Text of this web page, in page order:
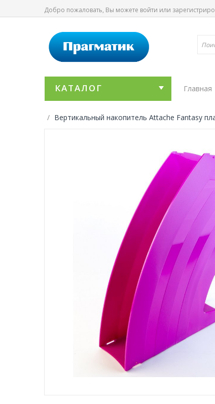
Добро пожаловать, Вы можете войти или
КАТАЛОГ Главная
Вертикальный накопитель Attache Fantasy